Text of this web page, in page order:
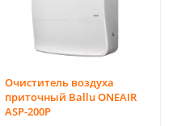
Очиститель воздуха
приточный Ballu ONEAIR
ASP-200P